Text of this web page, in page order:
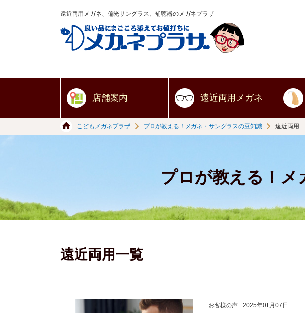
遠近両用メガネ、偏光サングラス、補聴器のメガネプラザ
店舗案内 遠近両用 メガネ
こどもメガネプラザ プロが教える！メガネ・サングラスの豆知識 遠近両用
プロが教える！メ
遠近両用一覧
お客様の声 2025年01月07日